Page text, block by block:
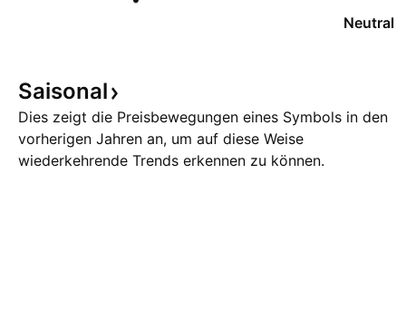
Neutral
Saisonal
Dies zeigt die Preisbewegungen eines Symbols in den
vorherigen Jahren an, um auf diese Weise
wiederkehrende Trends erkennen zu können.